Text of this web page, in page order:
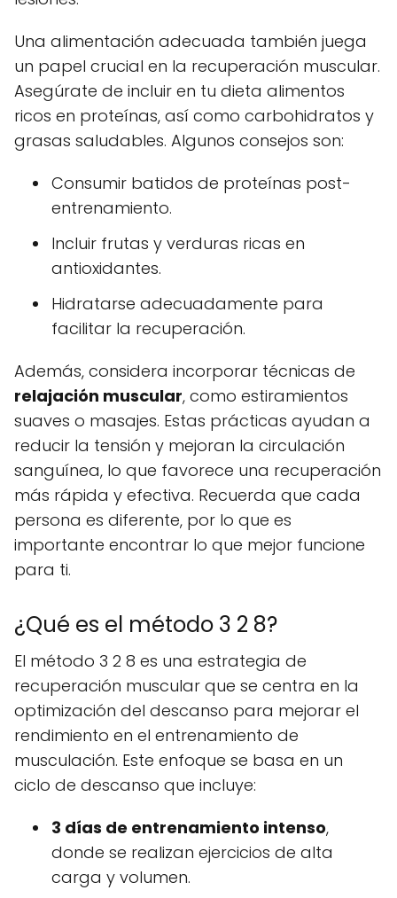
Una alimentación adecuada también juega
un papel crucial en la recuperación muscular.
Asegúrate de incluir en tu dieta alimentos
ricos en proteínas, así como carbohidratos y
grasas saludables. Algunos consejos son:
Consumir batidos de proteínas post-
entrenamiento.
Incluir frutas y verduras ricas en
antioxidantes.
Hidratarse adecuadamente para
facilitar la recuperación.
Además, considera incorporar técnicas de
relajación muscular, como estiramientos
suaves o masajes. Estas prácticas ayudan a
reducir la tensión y mejoran la circulación
sanguínea, lo que favorece una recuperación
más rápida y efectiva. Recuerda que cada
persona es diferente, por lo que es
importante encontrar lo que mejor funcione
para ti.
¿Qué es el método 3 2 8?
El método 3 2 8 es una estrategia de
recuperación muscular que se centra en la
optimización del descanso para mejorar el
rendimiento en el entrenamiento de
musculación. Este enfoque se basa en un
ciclo de descanso que incluye:
3 días de entrenamiento intenso,
donde se realizan ejercicios de alta
carga y volumen.